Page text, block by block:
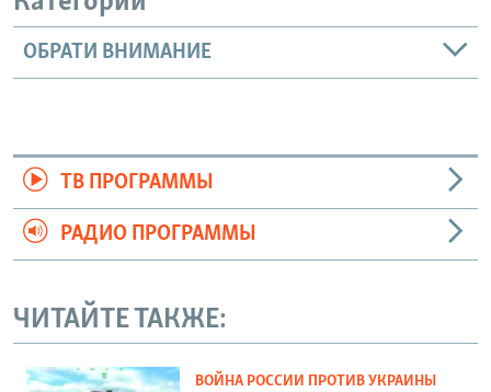
ОБРАТИ ВНИМАНИЕ
ТВ ПРОГРАММЫ
РАДИО ПРОГРАММЫ
ЧИТАЙТЕ ТАКЖЕ:
ВОЙНА РОССИИ ПРОТИВ УКРАИНЫ